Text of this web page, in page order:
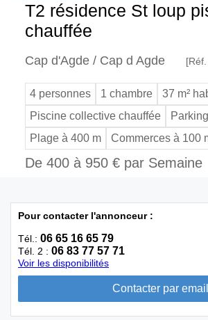
T2 résidence St loup
chauffée
Cap d'Agde / Cap d Agde
4 personnes 1 chambre
37 m²
Piscine collective chauffée
Plage à 400 m
Commerces à 100
De 400 à 950 € par Semaine
Pour contacter l'annonceur :
Tél.: 06 65 16 65 79
Tél. 2 : 06 83 77 57 71
Voir les disponibilités